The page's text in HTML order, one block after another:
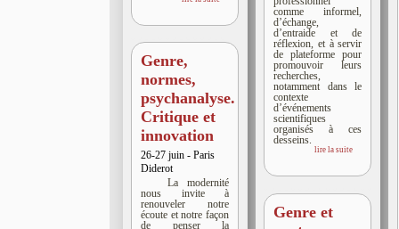
Genre,
normes,
psychanalyse.
Critique et
innovation
26-27 juin - Paris
Diderot
La modernité
nous invite à
renouveler notre
écoute et notre façon
de penser la
comme informel,
d’échange,
d’entraide et de
réflexion, et à servir
de plateforme pour
promouvoir leurs
recherches,
notamment dans le
contexte
d’événements
scientifiques
organisés à ces
desseins.
lire la suite
Genre et